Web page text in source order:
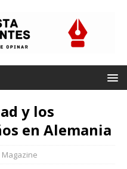
y los
en Alemania